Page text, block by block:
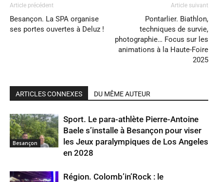
Article précédent
Besançon. La SPA organise
ses portes ouvertes à Deluz !
Article suivant
Pontarlier. Biathlon,
techniques de survie,
photographie… Focus sur les
animations à la Haute-Foire
2025
ARTICLES CONNEXES DU MÊME AUTEUR
Besançon
Sport. Le para-athlète Pierre-Antoine
Baele s’installe à Besançon pour viser
les Jeux paralympiques de Los Angeles
en 2028
Région. Colomb’in’Rock : le